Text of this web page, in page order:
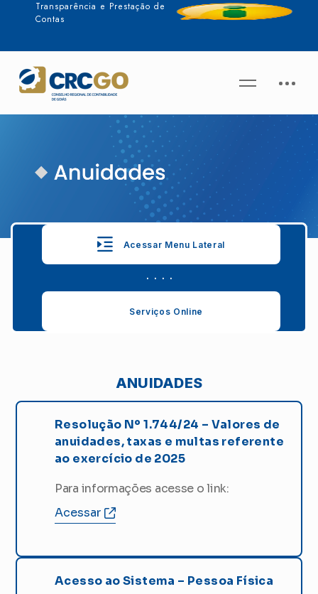
Transparência e Prestação de
Contas
Acessar Menu Lateral
. . . .
Serviços Online
ANUIDADES
Resolução Nº 1.744/24 – Valores de
anuidades, taxas e multas referente
ao exercício de 2025
Para informações acesse o link:
Acessar
Acesso ao Sistema – Pessoa Física